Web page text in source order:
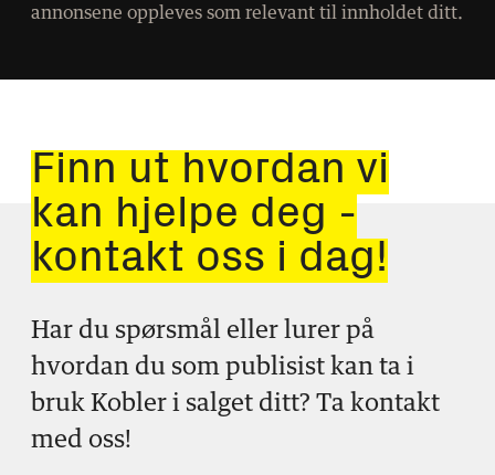
annonsene oppleves som relevant til innholdet ditt.
Finn ut hvordan vi
kan hjelpe deg -
kontakt oss i dag!
Har du spørsmål eller lurer på
hvordan du som publisist kan ta i
bruk Kobler i salget ditt? Ta kontakt
med oss!